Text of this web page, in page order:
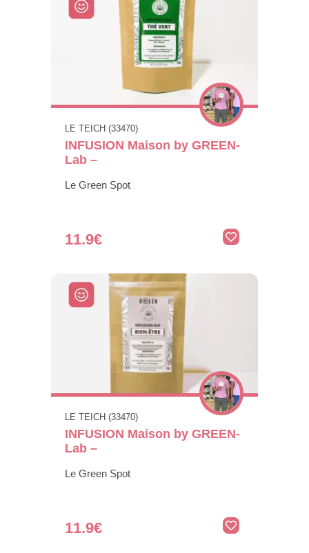
LE TEICH (33470)
INFUSION Maison by GREEN-
Lab –
Le Green Spot
11.9€
LE TEICH (33470)
INFUSION Maison by GREEN-
Lab –
Le Green Spot
11.9€